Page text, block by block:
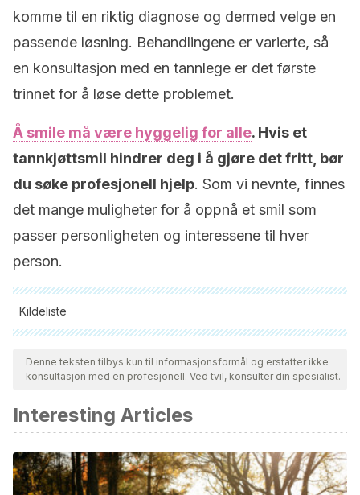
komme til en riktig diagnose og dermed velge en
passende løsning. Behandlingene er varierte, så
en konsultasjon med en tannlege er det første
trinnet for å løse dette problemet.
Å smile må være hyggelig for alle. Hvis et
tannkjøttsmil hindrer deg i å gjøre det fritt, bør
du søke profesjonell hjelp. Som vi nevnte, finnes
det mange muligheter for å oppnå et smil som
passer personligheten og interessene til hver
person.
Kildeliste
Alle siterte kilder ble grundig gjennomgått av teamet vårt for å
sikre deres kvalitet, pålitelighet, aktualitet og validitet.
Bibliografien i denne artikkelen ble betraktet som pålitelig og
Ogando, Mónica González, Nuno Gustavo d’Oliveira, and
Josep Mª Ustrell Torrent. “Protocolo diagnóstico de la
sonrisa gingival.”Revista Española de Ortodoncia47.3
Denne teksten tilbys kun til informasjonsformål og erstatter ikke
konsultasjon med en profesjonell. Ved tvil, konsulter din spesialist.
Interesting Articles